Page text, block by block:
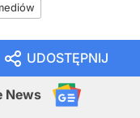
UDOSTĘPNIJ
News